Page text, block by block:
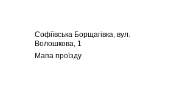
Софіївська Борщагівка, вул.
Волошкова, 1
Мапа проїзду